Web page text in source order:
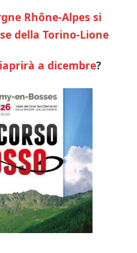
Rhône-Alpes si
della Torino-Lione
a dicembre?